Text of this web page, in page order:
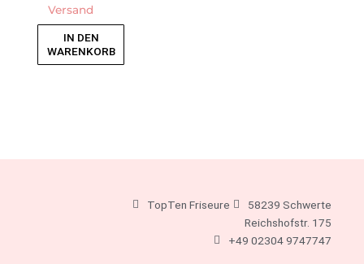
Versand
IN DEN
WARENKORB
TopTen Friseure
58239 Schwerte
Reichshofstr. 175
+49 02304 9747747